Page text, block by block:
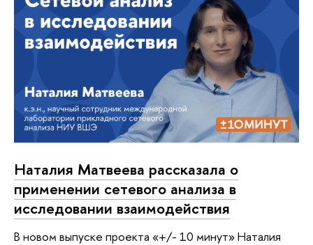
Наталия Матвеева рассказала о
применении сетевого анализа в
исследовании взаимодействия
В новом выпуске проекта «+/- 10 минут» Наталия